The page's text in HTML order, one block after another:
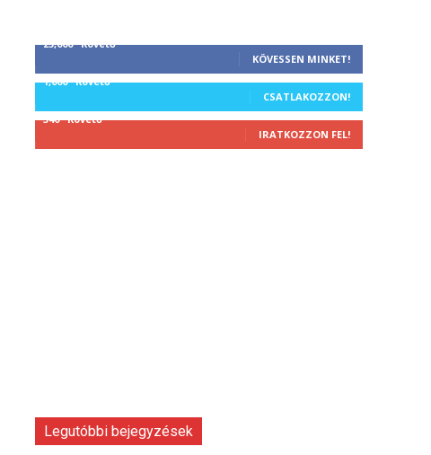
25,000 Követő
KÖVESSEN MINKET!
1,000 Követő
CSATLAKOZZON!
340 Követő
IRATKOZZON FEL!
Legutóbbi bejegyzések